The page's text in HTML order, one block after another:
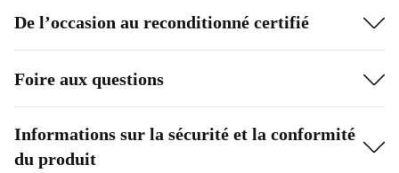
De l’occasion au reconditionné certifié
Foire aux questions
Informations sur la sécurité et la conformité
du produit